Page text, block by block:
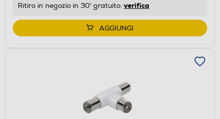
Ritiro in negozio in 30' gratuito: verifica
AGGIUNGI